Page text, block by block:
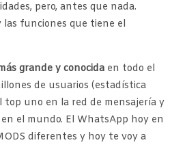
pero, antes que nada.
las funciones que tiene el
grande y conocida en todo el
de usuarios (estadística
top uno en la red de mensajería y
el mundo. El WhatsApp hoy en
diferentes y hoy te voy a